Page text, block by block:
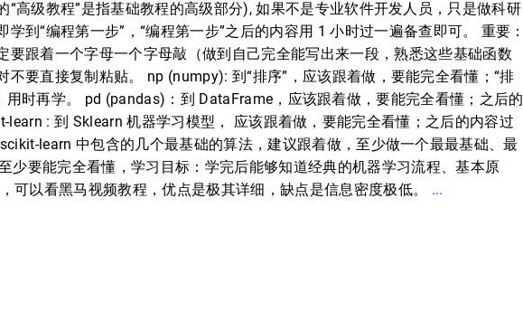
“高级教程”是指基础教程的高级部分), 如果不是专业软件开发人员，只是做科研
到“编程第一步”，“编程第一步”之后的内容用 1 小时过一遍备查即可。 重要：
要跟着一个字母一个字母敲（做到自己完全能写出来一段，熟悉这些基础函数
不要直接复制粘贴。 np (numpy): 到“排序”，应该跟着做，要能完全看懂；“排
用时再学。 pd (pandas)：到 DataFrame，应该跟着做，要能完全看懂；之后的
learn : 到 Sklearn 机器学习模型， 应该跟着做，要能完全看懂；之后的内容过
learn 中包含的几个最基础的算法，建议跟着做，至少做一个最最基础、最
少要能完全看懂，学习目标：学完后能够知道经典的机器学习流程、基本原
可以看黑马视频教程，优点是极其详细，缺点是信息密度极低。 ...